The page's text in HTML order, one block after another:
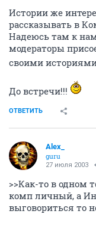
Истории же
рассказывать в
Надеюсь там к
модераторы
своими
До встречи!!!
ОТВЕТИТЬ
Alex_
guru
27 июля 2003
>>Как-то в одном
комп личный, а
выговориться то